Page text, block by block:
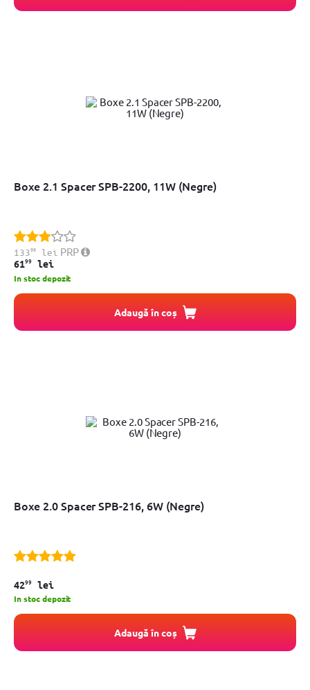
Boxe 2.1 Spacer SPB-2200, 11W (Negre)
13399lei PRP
6199 lei
In stoc depozit
Adaugă în coș
Boxe 2.0 Spacer SPB-216, 6W (Negre)
4299 lei
In stoc depozit
Adaugă în coș